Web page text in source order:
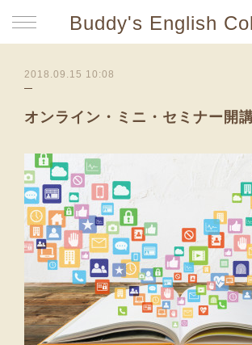
Buddy's English
2018.09.15 10:08
オンライン・ミニ・セミナー開講